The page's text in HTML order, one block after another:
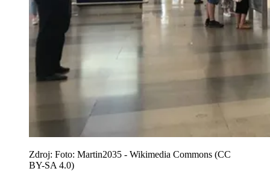
Zdroj: Foto: Martin2035 - Wikimedia Commons (CC
BY-SA 4.0)